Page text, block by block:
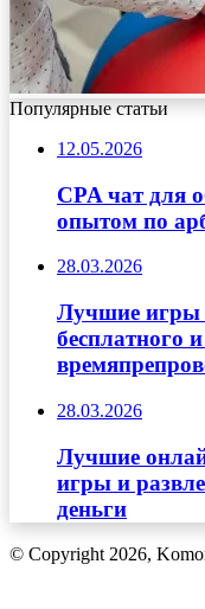
Популярные статьи
12.05.2026
CPA чат для
опытом по
28.03.2026
Лучшие игры
бесплатного
28.03.2026
Лучшие
игры и
деньги
© Copyright 2026,